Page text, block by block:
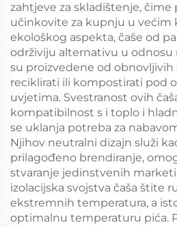
zahtjeve za skladištenje,
učinkovite za kupnju u većim
ekološkog aspekta, čaše od
održiviju alternativu u odnosu
su proizvedene od obnovljivih
reciklirati ili kompostirati pod
uvjetima. Svestranost ovih
kompatibilnost s i toplo i
se uklanja potreba za
Njihov neutralni dizajn služi
prilagođeno brendiranje,
stvaranje jedinstvenih
izolacijska svojstva čaša štite
ekstremnih temperatura, a
optimalnu temperaturu pića.